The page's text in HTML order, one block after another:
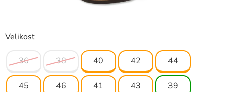
Velikost
36 38 40 42 44
45 46 41 43 39